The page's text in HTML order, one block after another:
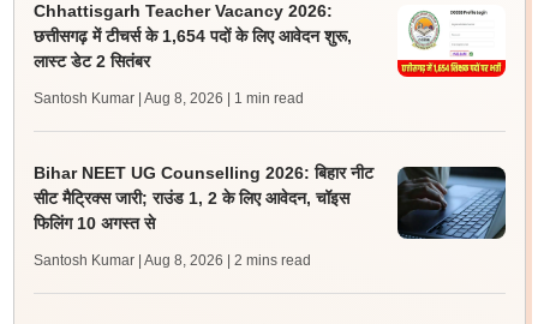
Chhattisgarh Teacher Vacancy 2026:
छत्तीसगढ़ में टीचर्स के 1,654 पदों के लिए आवेदन शुरू,
लास्ट डेट 2 सितंबर
Santosh Kumar | Aug 8, 2026 | 1 min read
Bihar NEET UG Counselling 2026: बिहार नीट
सीट मैट्रिक्स जारी; राउंड 1, 2 के लिए आवेदन, चॉइस
फिलिंग 10 अगस्त से
Santosh Kumar | Aug 8, 2026 | 2 mins read